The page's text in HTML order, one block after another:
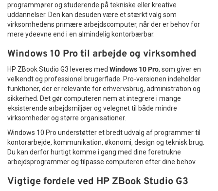
programmører og studerende på tekniske eller kreative
uddannelser. Den kan desuden være et stærkt valg som
virksomhedens primære arbejdscomputer, når der er behov for
mere ydeevne end i en almindelig kontorbærbar.
Windows 10 Pro til arbejde og virksomhed
HP ZBook Studio G3 leveres med Windows 10 Pro, som giver en
velkendt og professionel brugerflade. Pro-versionen indeholder
funktioner, der er relevante for erhvervsbrug, administration og
sikkerhed. Det gør computeren nem at integrere i mange
eksisterende arbejdsmiljøer og velegnet til både mindre
virksomheder og større organisationer.
Windows 10 Pro understøtter et bredt udvalg af programmer til
kontorarbejde, kommunikation, økonomi, design og teknisk brug.
Du kan derfor hurtigt komme i gang med dine foretrukne
arbejdsprogrammer og tilpasse computeren efter dine behov.
Vigtige fordele ved HP ZBook Studio G3